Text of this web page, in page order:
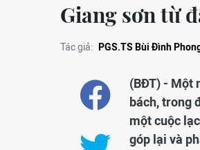
Giang sơn từ
Tác giả: PGS.TS Bùi Đình
(BĐT) - Một
bách, trong
một cuộc
góp lại và